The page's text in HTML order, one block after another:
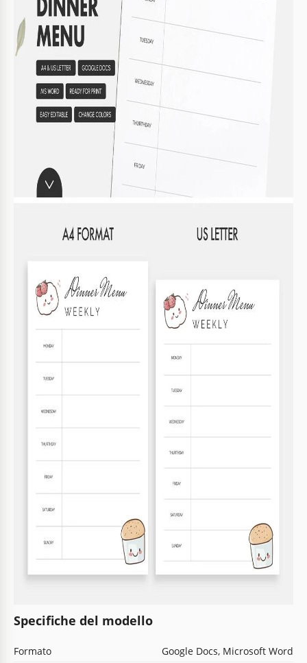
Specifiche del modello
Formato Google Docs, Microsoft Word